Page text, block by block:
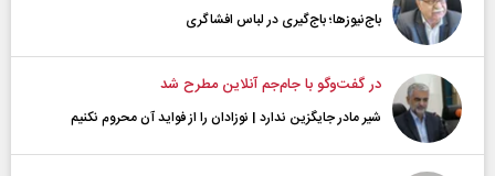
باج‌نیوزها؛ باج‌گیری در لباس افشاگری
در گفت‌و‌گو با جام‌جم آنلاین مطرح شد
شیر مادر جایگزین ندارد | نوزادان را از فواید آن محروم نکنیم